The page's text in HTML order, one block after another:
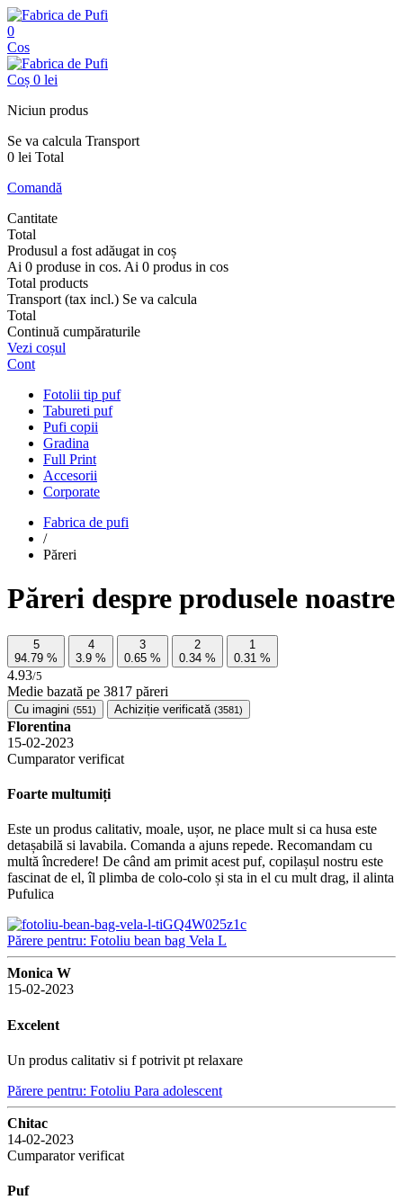
0
Cos
Coș 0 lei
Niciun produs
Se va calcula Transport
0 lei Total
Comandă
Cantitate
Total
Produsul a fost adăugat in coș
Ai 0 produse in cos. Ai 0 produs in cos
Total products
Transport (tax incl.) Se va calcula
Total
Continuă cumpăraturile
Vezi coșul
Cont
Fotolii tip puf
Tabureti puf
Pufi copii
Gradina
Full Print
Accesorii
Corporate
Fabrica de pufi
/
Păreri
Păreri despre produsele noastre
5
94.79 %
4
3.9 %
3
0.65 %
2
0.34 %
1
0.31 %
4.93/5
Medie bazată pe 3817 păreri
Cu imagini (551) Achiziție verificată (3581)
Florentina
15-02-2023
Cumparator verificat
Foarte multumiți
Este un produs calitativ, moale, ușor, ne place mult si ca husa este
detașabilă si lavabila. Comanda a ajuns repede. Recomandam cu
multă încredere! De când am primit acest puf, copilașul nostru este
fascinat de el, îl plimba de colo-colo și sta in el cu mult drag, il alinta
Pufulica
Părere pentru: Fotoliu bean bag Vela L
Monica W
15-02-2023
Excelent
Un produs calitativ si f potrivit pt relaxare
Părere pentru: Fotoliu Para adolescent
Chitac
14-02-2023
Cumparator verificat
Puf